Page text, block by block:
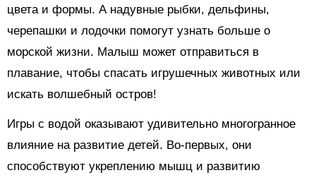
цвета и формы. А надувные рыбки, дельфины,
черепашки и лодочки помогут узнать больше о
морской жизни. Малыш может отправиться в
плавание, чтобы спасать игрушечных животных или
искать волшебный остров!
Игры с водой оказывают удивительно многогранное
влияние на развитие детей. Во-первых, они
способствуют укреплению мышц и развитию